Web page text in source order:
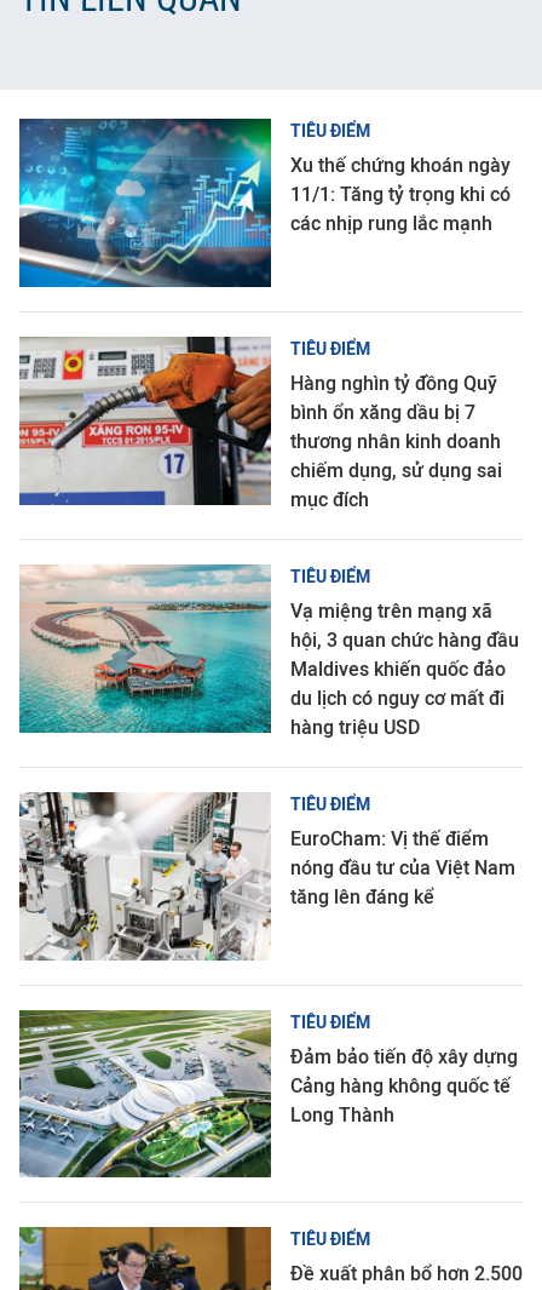
TIÊU ĐIỂM
Xu thế chứng khoán ngày
11/1: Tăng tỷ trọng khi có
các nhịp rung lắc mạnh
TIÊU ĐIỂM
Hàng nghìn tỷ đồng Quỹ
bình ổn xăng dầu bị 7
thương nhân kinh doanh
chiếm dụng, sử dụng sai
mục đích
TIÊU ĐIỂM
Vạ miệng trên mạng xã
hội, 3 quan chức hàng đầu
Maldives khiến quốc đảo
du lịch có nguy cơ mất đi
hàng triệu USD
TIÊU ĐIỂM
EuroCham: Vị thế điểm
nóng đầu tư của Việt Nam
tăng lên đáng kể
TIÊU ĐIỂM
Đảm bảo tiến độ xây dựng
Cảng hàng không quốc tế
Long Thành
TIÊU ĐIỂM
Đề xuất phân bổ hơn 2.500